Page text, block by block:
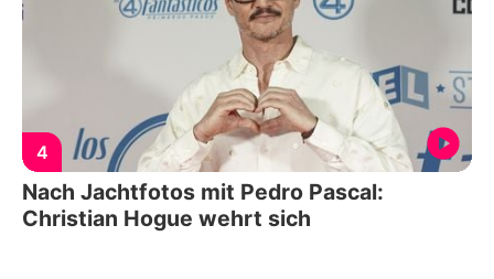
4
Nach Jachtfotos mit Pedro Pascal:
Christian Hogue wehrt sich